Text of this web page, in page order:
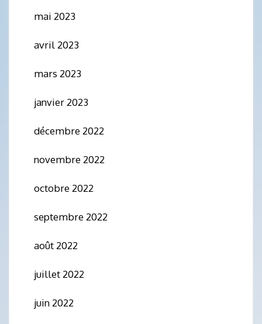
mai 2023
avril 2023
mars 2023
janvier 2023
décembre 2022
novembre 2022
octobre 2022
septembre 2022
août 2022
juillet 2022
juin 2022